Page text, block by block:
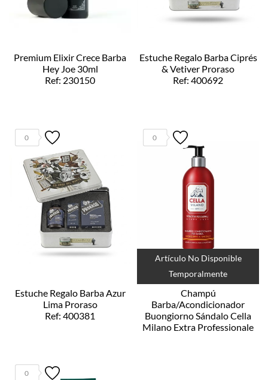
Premium Elixir Crece Barba
Hey Joe 30ml
Ref: 230150
Estuche Regalo Barba Ciprés
& Vetiver Proraso
Ref: 400692
0
Estuche Regalo Barba Azur
Lima Proraso
Ref: 400381
Artículo No Disponible
Temporalmente
0
Champú
Barba/Acondicionador
Buongiorno Sándalo Cella
Milano Extra Professionale
0